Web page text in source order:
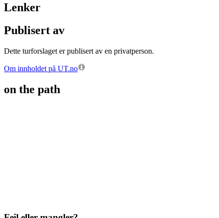
Lenker
Publisert av
Dette turforslaget er publisert av en privatperson.
Om innholdet på UT.no
on the path